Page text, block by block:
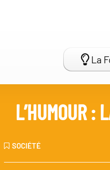
La
L’HUMOUR :
SOCIÉTÉ